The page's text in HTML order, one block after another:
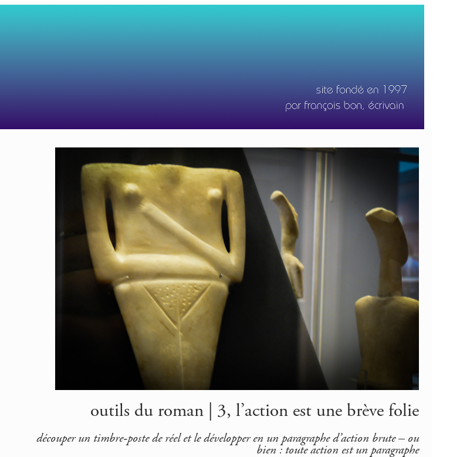
outils du roman | 3, l’action est une brève folie
découper un timbre-poste de réel et le développer en un paragraphe d’action brute – ou
bien : toute action est un paragraphe